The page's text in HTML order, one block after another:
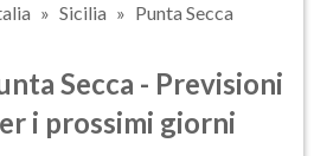
Sicilia Punta Secca
Secca - Previsioni
i prossimi giorni